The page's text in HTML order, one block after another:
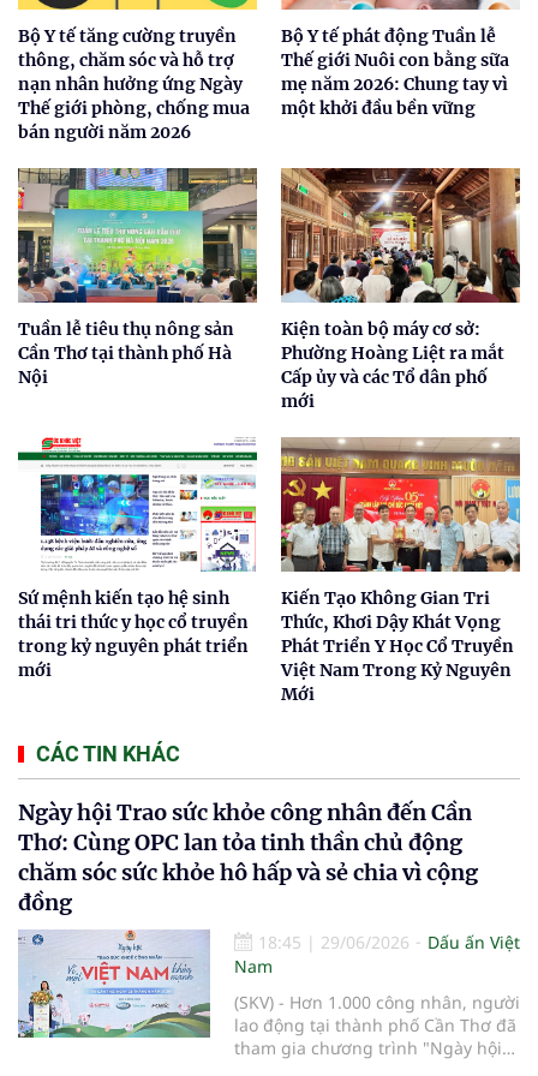
Bộ Y tế tăng cường truyền
thông, chăm sóc và hỗ trợ
nạn nhân hưởng ứng Ngày
Thế giới phòng, chống mua
bán người năm 2026
Bộ Y tế phát động Tuần lễ
Thế giới Nuôi con bằng sữa
mẹ năm 2026: Chung tay vì
một khởi đầu bền vững
Tuần lễ tiêu thụ nông sản
Cần Thơ tại thành phố Hà
Nội
Kiện toàn bộ máy cơ sở:
Phường Hoàng Liệt ra mắt
Cấp ủy và các Tổ dân phố
mới
Sứ mệnh kiến tạo hệ sinh
thái tri thức y học cổ truyền
trong kỷ nguyên phát triển
mới
Kiến Tạo Không Gian Tri
Thức, Khơi Dậy Khát Vọng
Phát Triển Y Học Cổ Truyền
Việt Nam Trong Kỷ Nguyên
Mới
CÁC TIN KHÁC
Ngày hội Trao sức khỏe công nhân đến Cần
Thơ: Cùng OPC lan tỏa tinh thần chủ động
chăm sóc sức khỏe hô hấp và sẻ chia vì cộng
đồng
18:45 | 29/06/2026
Dấu ấn Việt
Nam
(SKV) - Hơn 1.000 công nhân, người
lao động tại thành phố Cần Thơ đã
tham gia chương trình "Ngày hội